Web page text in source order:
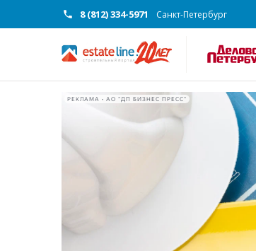
8 (812) 334-5971 Санкт-Петербург
РЕКЛАМА • АО "ДП БИЗНЕС ПРЕСС"